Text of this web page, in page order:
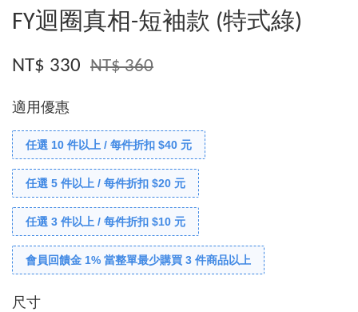
FY迴圈真相-短袖款 (特式綠)
NT$ 330 NT$ 360
適用優惠
任選 10 件以上 / 每件折扣 $40 元
任選 5 件以上 / 每件折扣 $20 元
任選 3 件以上 / 每件折扣 $10 元
會員回饋金 1% 當整單最少購買 3 件商品以上
尺寸